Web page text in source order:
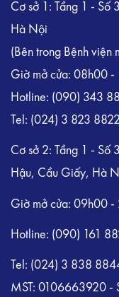
Cơ sở 1: Tầng 1 - Số
Hà Nội
(Bên trong Bệnh viện
Giờ mở cửa: 08h00 -
Hotline: (090) 343
Tel: (024) 3 823 8822
Cơ sở 2: Tầng 1 - Số
Hậu, Cầu Giấy, Hà
Giờ mở cửa: 09h00 -
Hotline: (090) 161
Tel: (024) 3 838
MST: 0106663920 -